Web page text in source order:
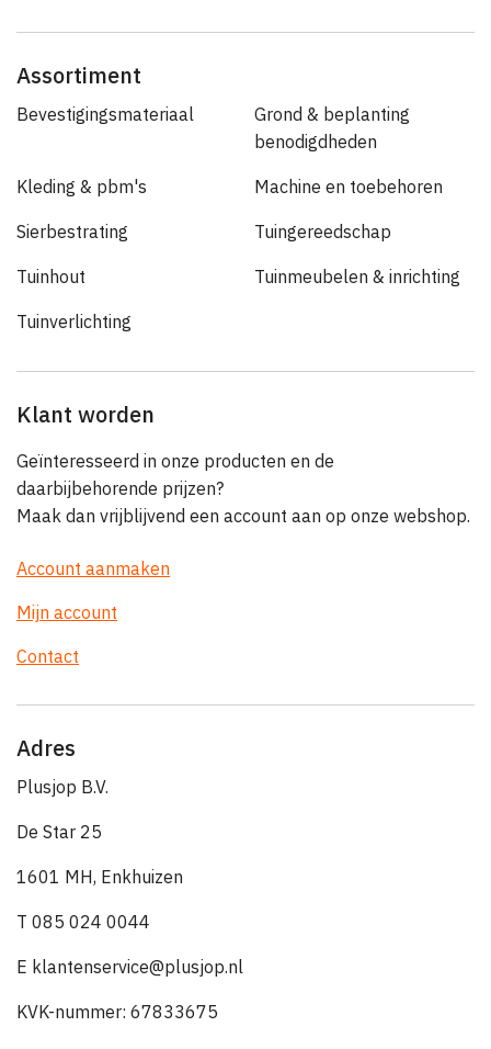
Assortiment
Bevestigingsmateriaal
Grond & beplanting
benodigdheden
Kleding & pbm's Machine en toebehoren
Sierbestrating Tuingereedschap
Tuinhout Tuinmeubelen & inrichting
Tuinverlichting
Klant worden
Geïnteresseerd in onze producten en de
daarbijbehorende prijzen?
Maak dan vrijblijvend een account aan op onze webshop.
Account aanmaken
Mijn account
Contact
Adres
Plusjop B.V.
De Star 25
1601 MH, Enkhuizen
T 085 024 0044
E klantenservice@plusjop.nl
KVK-nummer: 67833675